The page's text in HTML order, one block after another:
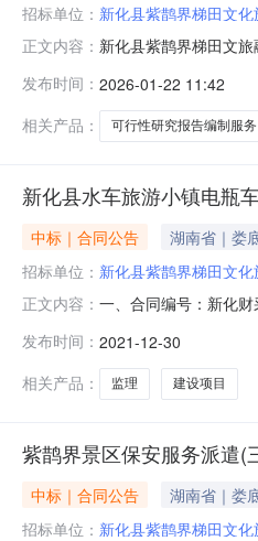
招标单位： 新化县紫鹊界梯田文
正文内容： 新化县紫鹊界梯田文
人公告如下:项目名称
位：永道工程咨询（江
发布时间： 2026-01-22 11:42
相关产品：
可行性研究报告编制服务
新化县水车旅游小镇电瓶
中标｜合同公告 湖南省｜娄
招标单位： 新化县紫鹊界梯田文
正文内容： 一、合同编号：新化
******供应商（乙方）
发布时间： 2021-12-30
相关产品：
监理 建设项目
紫鹊界景区保安服务派遣(
中标｜合同公告 湖南省｜娄
招标单位： 新化县紫鹊界梯田文